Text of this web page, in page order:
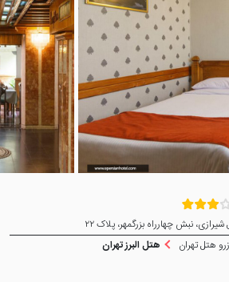
نبش چهارراه بزرگمهر، پلاک ۲۲
هتل تهران هتل البرز تهران